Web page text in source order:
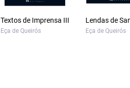
Textos de Imprensa III
Eça de Queirós
Lendas de
Eça de Queirós